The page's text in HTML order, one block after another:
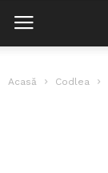
Acasă Codlea